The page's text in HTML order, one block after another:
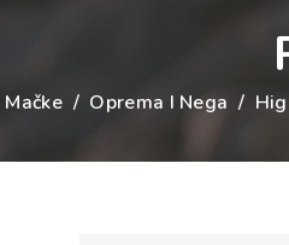
Mačke/ Oprema I Nega /